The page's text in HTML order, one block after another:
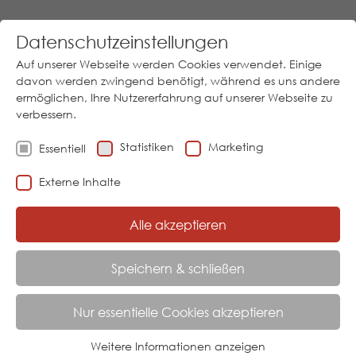
Download
Menu
STARTSEITE
MUK VG TEMPERATUR-
Datenschutzeinstellungen
Auf unserer Webseite werden Cookies verwendet. Einige
davon werden zwingend benötigt, während es uns andere
ermöglichen, Ihre Nutzererfahrung auf unserer Webseite zu
verbessern.
Essentiell Statistiken Marketing
Externe Inhalte
Alle akzeptieren
Speichern & schließen
Nur essentielle Cookies akzeptieren
Weitere Informationen anzeigen